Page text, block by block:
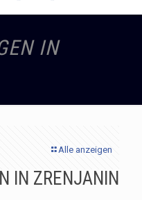
IN
Alle anzeigen
IN ZRENJANIN